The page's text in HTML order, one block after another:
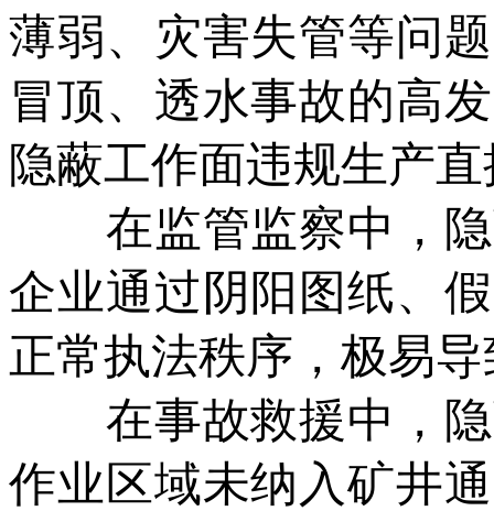
薄弱、灾害失管等问
冒顶、透水事故的高
隐蔽工作面违规生产
在监管监察中，隐
企业通过阴阳图纸、
正常执法秩序，极易
在事故救援中，隐
作业区域未纳入矿井